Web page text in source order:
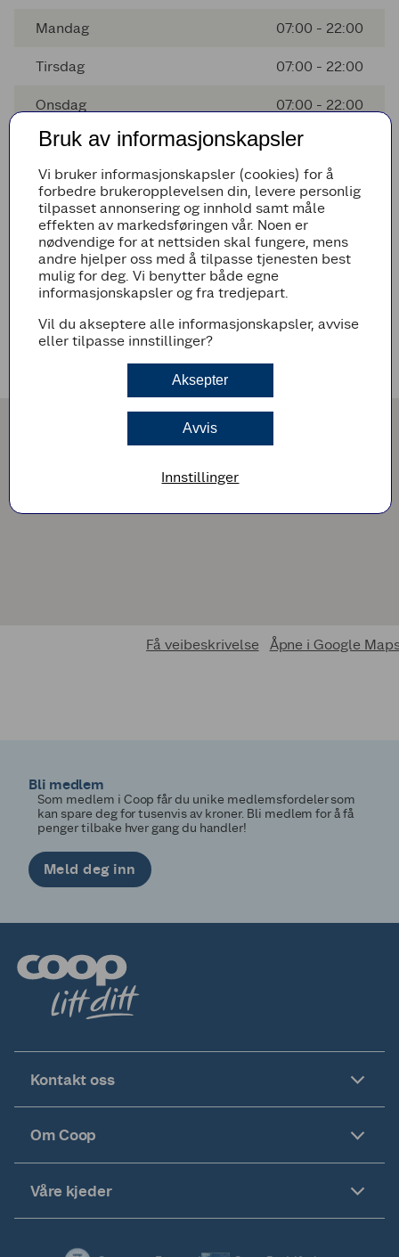
Mandag 07:00 - 22:00
Tirsdag 07:00 - 22:00
Onsdag 07:00 - 22:00
Torsdag 07:00 - 22:00
Fredag 07:00 - 22:00
Lørdag 08:00 - 20:00
Avvikende åpningstider
Det er ingen avvikende åpningstider i nærmeste fremtid
Få veibeskrivelse Åpne i Google
Bli medlem
Som medlem i Coop får du unike medlemsfordeler som
kan spare deg for tusenvis av kroner. Bli medlem for å få
penger tilbake hver gang du handler!
Meld deg inn
Kontakt oss
Om Coop
Våre kjeder
Bruk av informasjonskapsler
Vi bruker informasjonskapsler (cookies) for å
forbedre brukeropplevelsen din, levere personlig
tilpasset annonsering og innhold samt måle
effekten av markedsføringen vår. Noen er
nødvendige for at nettsiden skal fungere, mens
andre hjelper oss med å tilpasse tjenesten best
mulig for deg. Vi benytter både egne
informasjonskapsler og fra tredjepart.
Vil du akseptere alle informasjonskapsler, avvise
eller tilpasse innstillinger?
Aksepter
Avvis
Innstillinger